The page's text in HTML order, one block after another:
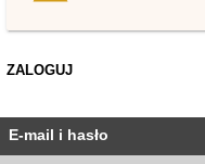
ZALOGUJ
E-mail i hasło